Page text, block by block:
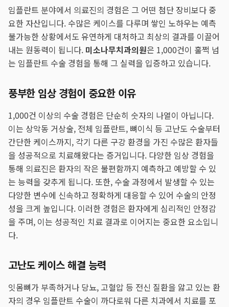
임플란트 분야에서 의료진의 경험은 그 어떤 첨단 장비보다 중
요한 자산입니다. 수많은 케이스를 다루며 쌓인 노하우는 예측
불가능한 상황에서도 유연하게 대처하고 최상의 결과를 이끌어
내는 원동력이 됩니다. 미소나무치과의원은 1,000건이 훌쩍 넘
는 임플란트 수술 경험을 통해 그 실력을 입증하고 있습니다.
풍부한 임상 경험이 중요한 이유
1,000건 이상의 수술 경험은 단순히 숫자의 나열이 아닙니다.
이는 상악동 거상술, 전체 임플란트, 뼈이식 등 고난도 수술부터
간단한 케이스까지, 각기 다른 구강 환경을 가진 수많은 환자들
을 성공적으로 치료해왔다는 증거입니다. 다양한 임상 경험을
통해 의료진은 환자의 작은 불편함까지 예측하고 예방할 수 있
는 능력을 갖추게 됩니다. 또한, 수술 과정에서 발생할 수 있는
다양한 변수에 신속하고 정확하게 대응할 수 있어 수술의 안정
성을 크게 높입니다. 이러한 경험은 환자에게 심리적인 안정감
을 주며, 이는 성공적인 치료 결과로 이어지는 중요한 요소입니
다.
고난도 케이스 해결 능력
잇몸뼈가 부족하거나 당뇨, 고혈압 등 전신 질환을 앓고 있는 환
자의 경우 임플란트 수술이 까다로워 다른 치과에서 치료를 포